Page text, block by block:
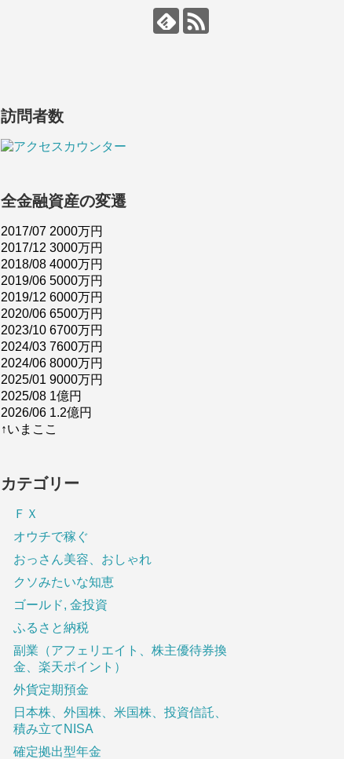
訪問者数
全金融資産の変遷
2017/07 2000万円
2017/12 3000万円
2018/08 4000万円
2019/06 5000万円
2019/12 6000万円
2020/06 6500万円
2023/10 6700万円
2024/03 7600万円
2024/06 8000万円
2025/01 9000万円
2025/08 1億円
2026/06 1.2億円
↑いまここ
カテゴリー
ＦＸ
オウチで稼ぐ
おっさん美容、おしゃれ
クソみたいな知恵
ゴールド, 金投資
ふるさと納税
副業（アフェリエイト、株主優待券換
金、楽天ポイント）
外貨定期預金
日本株、外国株、米国株、投資信託、
積み立てNISA
確定拠出型年金